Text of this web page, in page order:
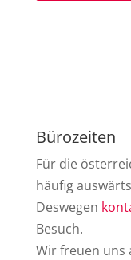
Bürozeiten
Für die
häufig
Deswegen
Besuch.
Wir freuen uns